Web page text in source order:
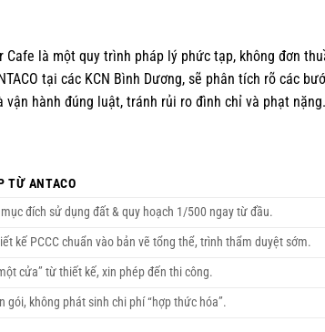
Cafe là một quy trình pháp lý phức tạp, không đơn
tại các KCN Bình Dương, sẽ phân tích rõ các
hành đúng luật, tránh rủi ro đình chỉ và phạt nặng.
TỪ ANTACO
đích sử dụng đất & quy hoạch 1/500 ngay từ đầu.
kế PCCC chuẩn vào bản vẽ tổng thể, trình thẩm duyệt sớm.
cửa” từ thiết kế, xin phép đến thi công.
gói, không phát sinh chi phí “hợp thức hóa”.